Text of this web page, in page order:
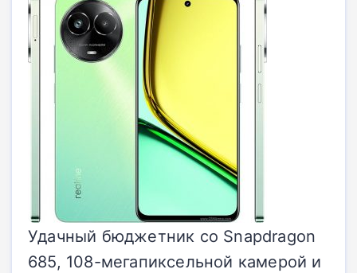
Удачный бюджетник со Snapdragon
685, 108-мегапиксельной камерой и